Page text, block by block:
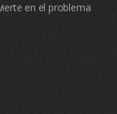
en el problema